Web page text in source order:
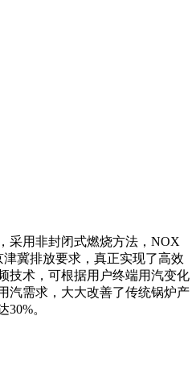
采用非封闭式燃烧方法，NOX
津冀排放要求，真正实现了高效
技术，可根据用户终端用汽变化
汽需求，大大改善了传统锅炉产
。